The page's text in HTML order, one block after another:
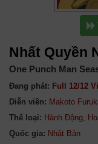
Nhất Quyền
One Punch Man
Đang phát: Full 12/12
Diễn viên: Makoto
Thể loại: Hành Động,
Quốc gia: Nhật Bản